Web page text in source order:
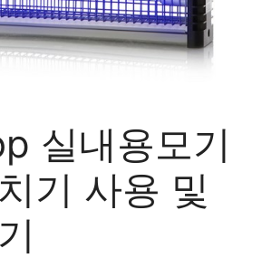
실내용모기
기 사용 및